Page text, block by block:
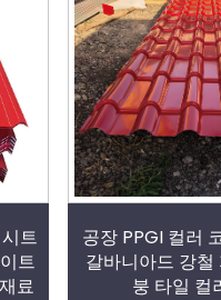
트
트
료
공장 PPGI 컬러
갈바니아드 강철
붕 타일 컬